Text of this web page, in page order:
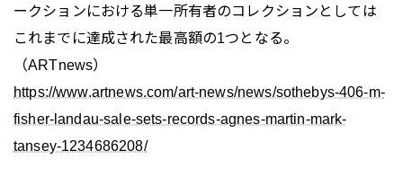
ークションにおける単一所有者のコレクションとしては
これまでに達成された最高額の1つとなる。
（ARTnews）
https://www.artnews.com/art-news/news/sothebys-406-m-
fisher-landau-sale-sets-records-agnes-martin-mark-
tansey-1234686208/